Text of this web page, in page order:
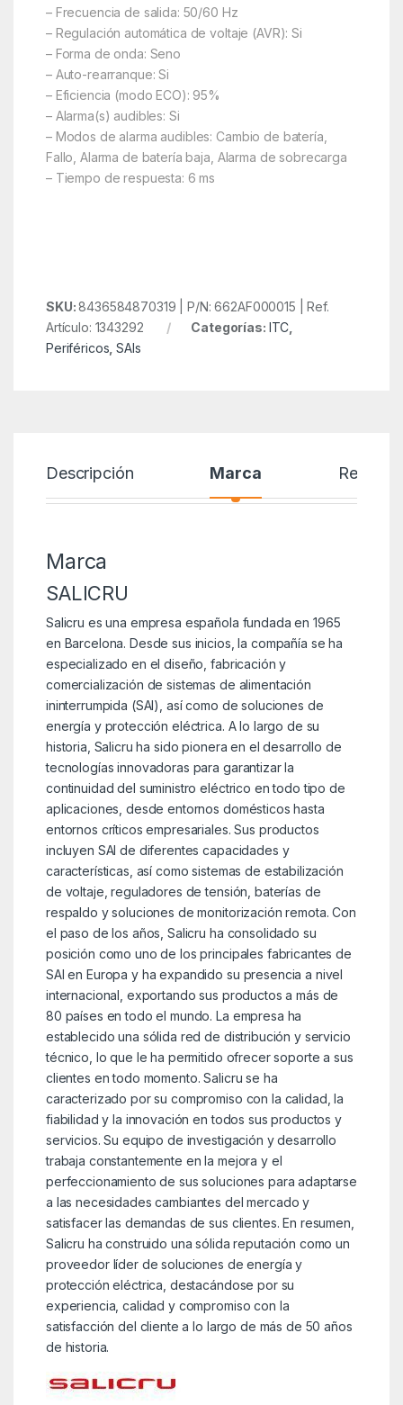
– Frecuencia de salida: 50/60 Hz
– Regulación automática de voltaje (AVR): Si
– Forma de onda: Seno
– Auto-rearranque: Si
– Eficiencia (modo ECO): 95%
– Alarma(s) audibles: Si
– Modos de alarma audibles: Cambio de batería,
Fallo, Alarma de batería baja, Alarma de sobrecarga
– Tiempo de respuesta: 6 ms
SKU:8436584870319 | P/N: 662AF000015 | Ref.
Artículo: 1343292
Categorías: ITC
Periféricos ,SAIs
Descripción Marca Reseñas
Marca
SALICRU
Salicru es una empresa española fundada en 1965
en Barcelona. Desde sus inicios, la compañía se ha
especializado en el diseño, fabricación y
comercialización de sistemas de alimentación
ininterrumpida (SAI), así como de soluciones de
energía y protección eléctrica. A lo largo de su
historia, Salicru ha sido pionera en el desarrollo de
tecnologías innovadoras para garantizar la
continuidad del suministro eléctrico en todo tipo de
aplicaciones, desde entornos domésticos hasta
entornos críticos empresariales. Sus productos
incluyen SAI de diferentes capacidades y
características, así como sistemas de estabilización
de voltaje, reguladores de tensión, baterías de
respaldo y soluciones de monitorización remota. Con
el paso de los años, Salicru ha consolidado su
posición como uno de los principales fabricantes de
SAI en Europa y ha expandido su presencia a nivel
internacional, exportando sus productos a más de
80 países en todo el mundo. La empresa ha
establecido una sólida red de distribución y servicio
técnico, lo que le ha permitido ofrecer soporte a sus
clientes en todo momento. Salicru se ha
caracterizado por su compromiso con la calidad, la
fiabilidad y la innovación en todos sus productos y
servicios. Su equipo de investigación y desarrollo
trabaja constantemente en la mejora y el
perfeccionamiento de sus soluciones para adaptarse
a las necesidades cambiantes del mercado y
satisfacer las demandas de sus clientes. En resumen,
Salicru ha construido una sólida reputación como un
proveedor líder de soluciones de energía y
protección eléctrica, destacándose por su
experiencia, calidad y compromiso con la
satisfacción del cliente a lo largo de más de 50 años
de historia.